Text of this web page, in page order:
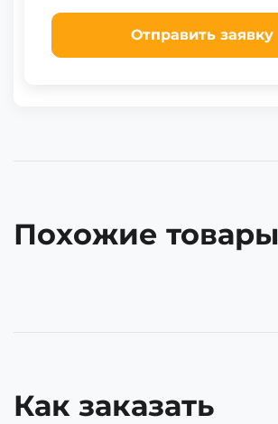
Отправить заявку
Похожие товары
Как заказать